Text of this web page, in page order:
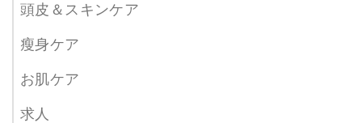
頭皮＆スキンケア
瘦身ケア
お肌ケア
求人